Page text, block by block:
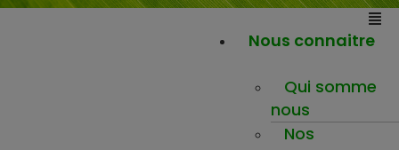
Nous connaitre
Qui somme
nous
Nos